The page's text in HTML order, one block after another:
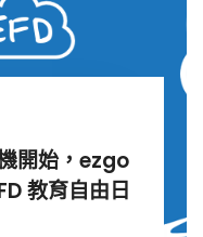
開始，ezgo
教育自由日